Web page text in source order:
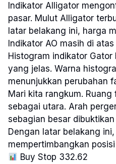
Indikator Alligator
pasar. Mulut Alligator
latar belakang ini, harga
Indikator AO masih di
Histogram indikator Gator
yang jelas. Warna
menunjukkan perubahan
Mari kita rangkum. Ruang
sebagai utara. Arah
sebagian besar
Dengan latar belakang
mempertimbangkan
Buy Stop 332.62